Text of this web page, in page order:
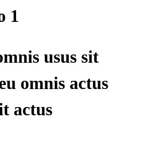
1
usus sit
omnis actus
actus